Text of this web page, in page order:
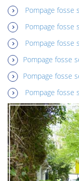
Pompage fosse
Pompage fosse
Pompage fosse
Pompage fosse
Pompage fosse
Pompage fosse